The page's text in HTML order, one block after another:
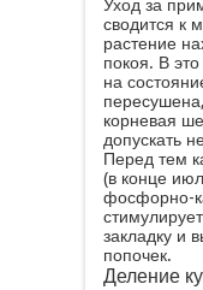
Уход за
сводится к
растение
покоя. В
на
корневая
допускать
Перед тем
(в конце
фосфорно-
закладку и
попочек.
Деление